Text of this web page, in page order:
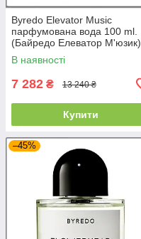
Byredo Elevator Music
парфумована вода 100 ml.
(Байредо Елеватор М'юзик)
В наявності
7 282 ₴ 13 240 ₴
Купити
–45%